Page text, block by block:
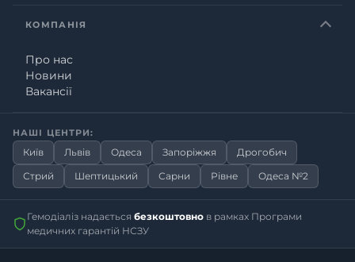
КОМПАНІЯ
Про нас
Новини
Вакансії
НАШІ ЦЕНТРИ:
Київ Львів Одеса Запоріжжя
Дрогобич
Стрий
Шептицький Сарни Рівне Одеса №2
Гемодіаліз надається безкоштовно в рамках Програми
медичних гарантій НСЗУ